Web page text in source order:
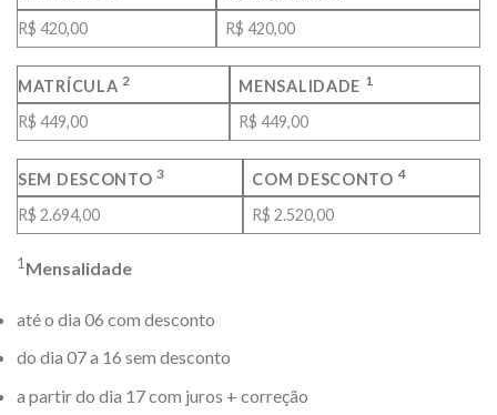
R$ 420,00 R$ 420,00
MATRÍCULA2 MENSALIDADE 1
R$ 449,00 R$ 449,00
SEM DESCONTO3 COM DESCONTO 4
R$ 2.694,00 R$ 2.520,00
1 Mensalidade
até o dia 06 com desconto
do dia 07 a 16 sem desconto
a partir do dia 17 com juros + correção